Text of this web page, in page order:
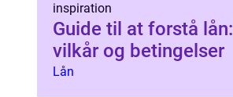
inspiration
Guide til at forstå
vilkår og betingelser
Lån